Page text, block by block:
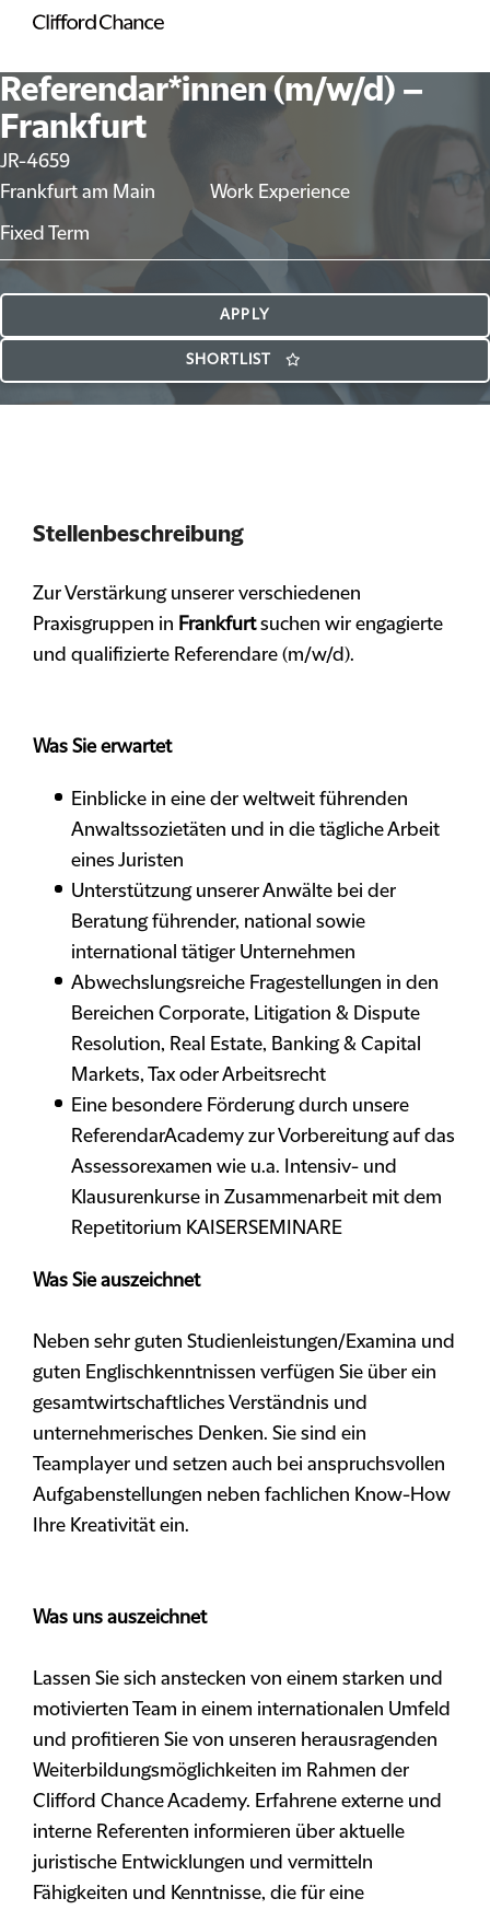
Referendar*innen (m/w/d) –
Frankfurt
JR-4659
Frankfurt am Main
Work Experience
Fixed Term
APPLY
SHORTLIST
Stellenbeschreibung
Zur Verstärkung unserer verschiedenen
Praxisgruppen in Frankfurtsuchen wir engagierte
und qualifizierte Referendare (m/w/d).
Was Sie erwartet
Einblicke in eine der weltweit führenden
Anwaltssozietäten und in die tägliche Arbeit
eines Juristen
Unterstützung unserer Anwälte bei der
Beratung führender, national sowie
international tätiger Unternehmen
Abwechslungsreiche Fragestellungen in den
Bereichen Corporate, Litigation & Dispute
Resolution, Real Estate, Banking & Capital
Markets, Tax oder Arbeitsrecht
Eine besondere Förderung durch unsere
ReferendarAcademy zur Vorbereitung auf das
Assessorexamen wie u.a. Intensiv- und
Klausurenkurse in Zusammenarbeit mit dem
Repetitorium KAISERSEMINARE
Was Sie auszeichnet
Neben sehr guten Studienleistungen/Examina und
guten Englischkenntnissen verfügen Sie über ein
gesamtwirtschaftliches Verständnis und
unternehmerisches Denken. Sie sind ein
Teamplayer und setzen auch bei anspruchsvollen
Aufgabenstellungen neben fachlichen Know-How
Ihre Kreativität ein.
Was uns auszeichnet
Lassen Sie sich anstecken von einem starken und
motivierten Team in einem internationalen Umfeld
und profitieren Sie von unseren herausragenden
Weiterbildungsmöglichkeiten im Rahmen der
Clifford Chance Academy. Erfahrene externe und
interne Referenten informieren über aktuelle
juristische Entwicklungen und vermitteln
Fähigkeiten und Kenntnisse, die für eine